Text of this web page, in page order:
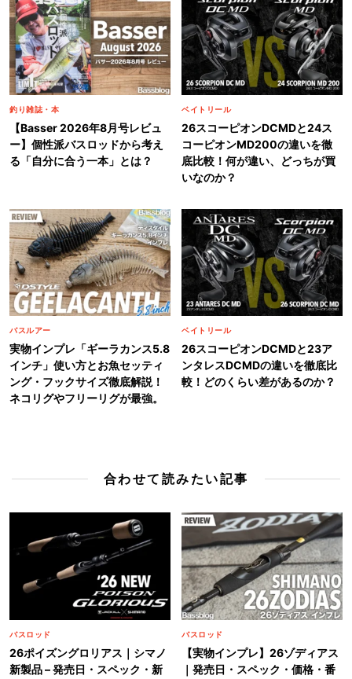
【Basser 2026年8月号レビュ
ー】個性派バスロッドから考え
る「自分に合う一本」とは？
釣り雑誌・本
26スコーピオンDCMDと24ス
コーピオンMD200の違いを徹
底比較！何が違い、どっちが買
いなのか？
ベイトリール
実物インプレ「ギーラカンス5.8
インチ」使い方とお魚セッティ
ング・フックサイズ徹底解説！
ネコリグやフリーリグが最強。
バスルアー
26スコーピオンDCMDと23ア
ンタレスDCMDの違いを徹底比
較！どのくらい差があるのか？
ベイトリール
合わせて読みたい記事
26ポイズングロリアス｜シマノ
新製品 – 発売日・スペック・新
バスロッド
【実物インプレ】26ゾディアス
｜発売日・スペック・価格・番
バスロッド